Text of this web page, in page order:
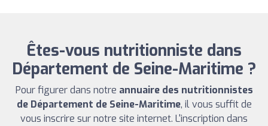
Êtes-vous nutritionniste dans
Département de Seine-Maritime ?
Pour figurer dans notre annuaire des nutritionnistes
de Département de Seine-Maritime, il vous suffit de
vous inscrire sur notre site internet. L'inscription dans